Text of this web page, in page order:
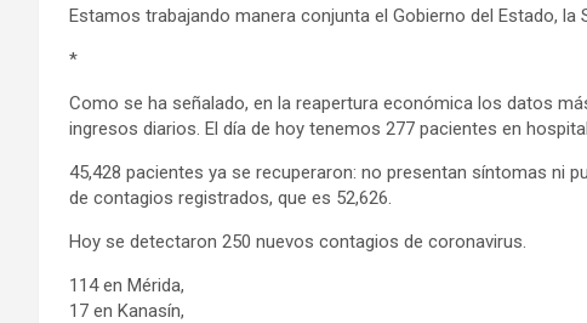
Estamos trabajando manera conjunta el Gobierno del Estado,
*
Como se ha señalado, en la reapertura económica los datos
ingresos diarios. El día de hoy tenemos 277 pacientes en
45,428 pacientes ya se recuperaron: no presentan síntomas ni
de contagios registrados, que es 52,626.
Hoy se detectaron 250 nuevos contagios de coronavirus.
114 en Mérida,
17 en Kanasín,